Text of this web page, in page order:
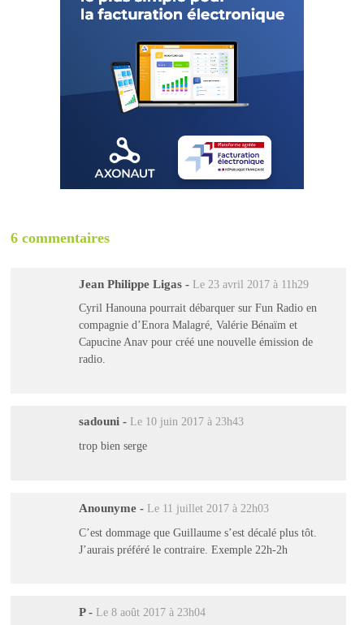
6 commentaires
Jean Philippe Ligas - Le 23 avril 2017 à 11h29
Cyril Hanouna pourrait débarquer sur Fun Radio en
compagnie d’Enora Malagré, Valérie Bénaïm et
Capucine Anav pour créé une nouvelle émission de
radio.
sadouni - Le 10 juin 2017 à 23h43
trop bien serge
Anounyme - Le 11 juillet 2017 à 22h03
C’est dommage que Guillaume s’est décalé plus tôt.
J’aurais préféré le contraire. Exemple 22h-2h
P - Le 8 août 2017 à 23h04